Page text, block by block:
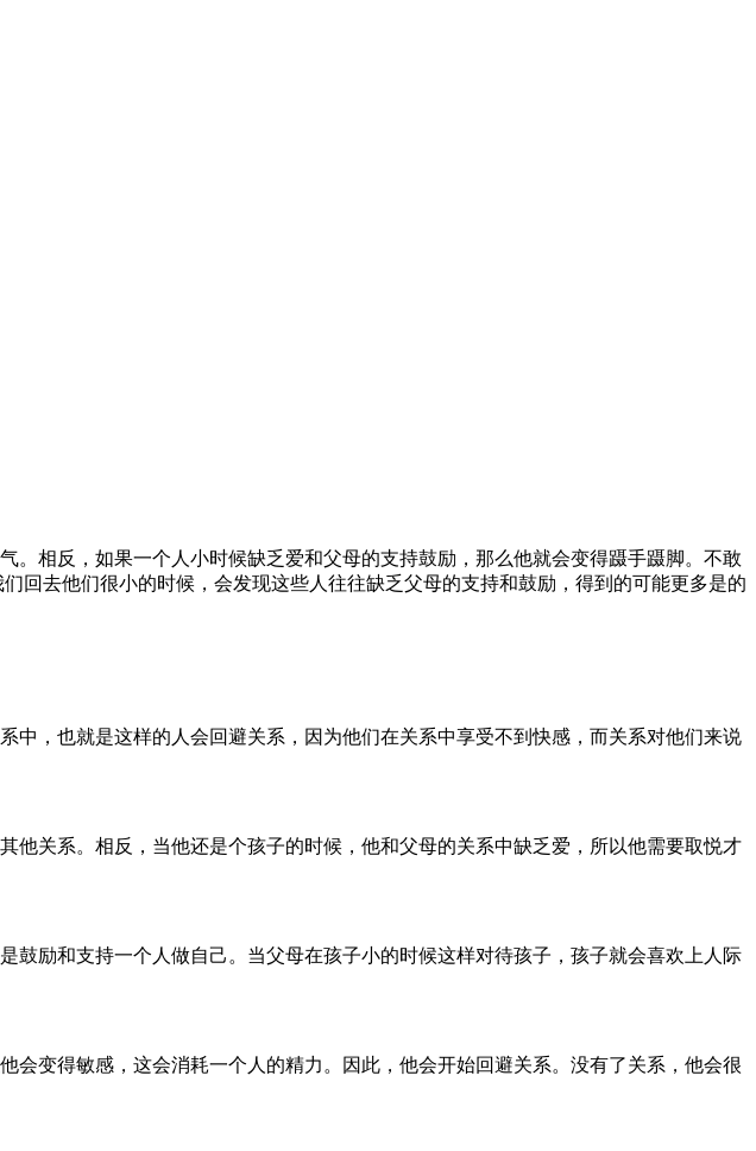
相反，如果一个人小时候缺乏爱和父母的支持鼓励，那么他就会变得蹑手蹑脚。不敢
回去他们很小的时候，会发现这些人往往缺乏父母的支持和鼓励，得到的可能更多是的
，也就是这样的人会回避关系，因为他们在关系中享受不到快感，而关系对他们来说
关系。相反，当他还是个孩子的时候，他和父母的关系中缺乏爱，所以他需要取悦才
励和支持一个人做自己。当父母在孩子小的时候这样对待孩子，孩子就会喜欢上人际
变得敏感，这会消耗一个人的精力。因此，他会开始回避关系。没有了关系，他会很